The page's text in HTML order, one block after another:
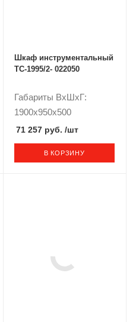
Шкаф инструментальный
TC-1995/2- 022050
Габариты ВxШxГ:
1900x950x500
71 257 руб. /шт
В КОРЗИНУ